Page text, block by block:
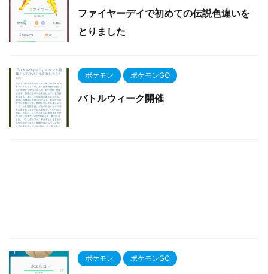
ファイヤーデイで初めての伝説色違いを
とりました
ポケモン ポケモンGO
バトルウィーク開催
ポケモン ポケモンGO